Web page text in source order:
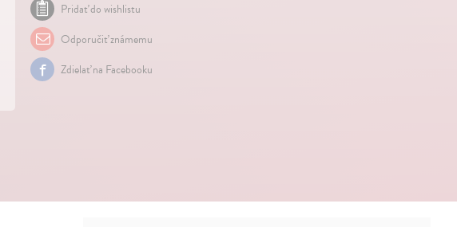
Pridať do wishlistu
Odporučiť známemu
Zdielať na Facebooku